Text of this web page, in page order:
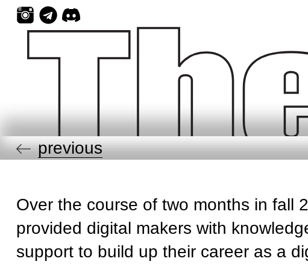
Skip
content
previous
Over the course of two months in fall
provided digital makers with
support to build up their career as a